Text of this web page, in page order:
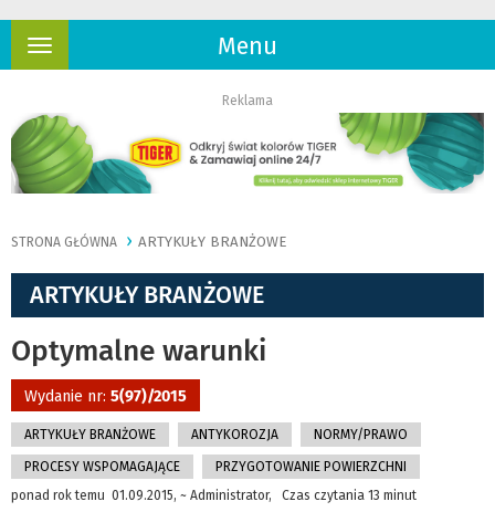
Menu
Rozwiń
Reklama
STRONA GŁÓWNA ARTYKUŁY BRANŻOWE
ARTYKUŁY BRANŻOWE
Optymalne warunki
Wydanie nr: 5(97)/2015
ARTYKUŁY BRANŻOWE ANTYKOROZJA NORMY/PRAWO
PROCESY WSPOMAGAJĄCE
PRZYGOTOWANIE POWIERZCHNI
ponad rok temu 01.09.2015, ~ Administrator, Czas czytania 13 minut